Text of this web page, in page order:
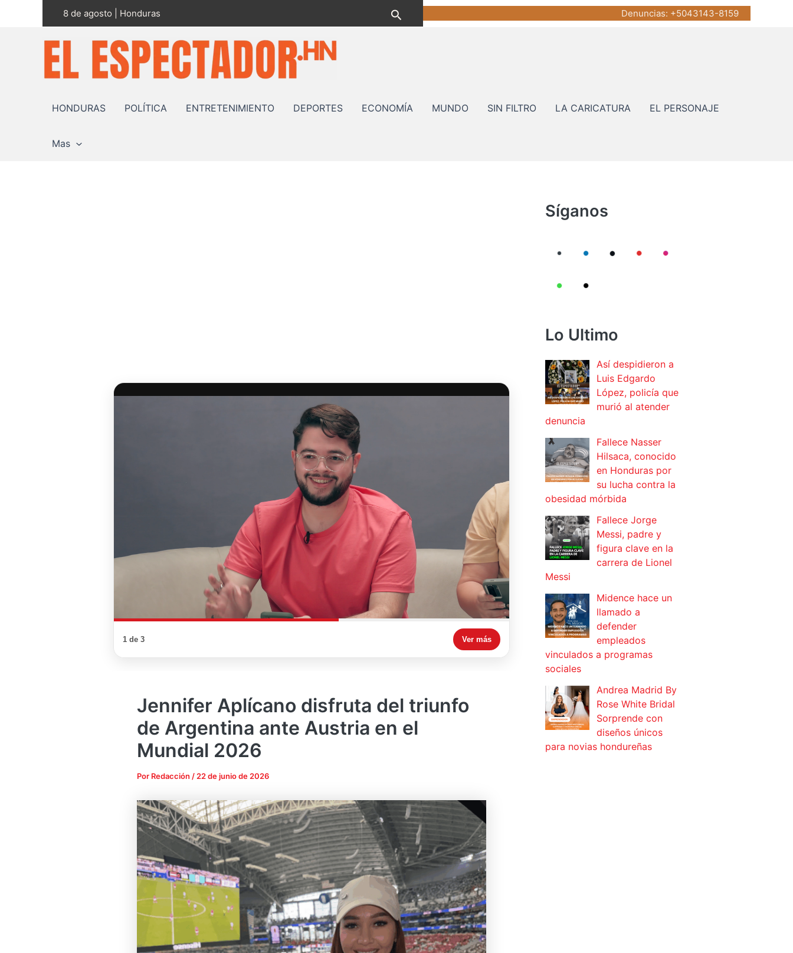
8 de agosto | Honduras Buscar Denuncias: +5043143-8159
HONDURAS POLÍTICA ENTRETENIMIENTO DEPORTES ECONOMÍA MUNDO SIN FILTRO LA CARICATURA EL PERSONAJE
Mas
1 de 3 Ver más
Jennifer Aplícano disfruta del triunfo
de Argentina ante Austria en el
Mundial 2026
Por Redacción / 22 de junio de 2026
Síganos
Lo Ultimo
Así despidieron a
Luis Edgardo
López, policía que
murió al atender
denuncia
Fallece Nasser
Hilsaca, conocido
en Honduras por
su lucha contra la
obesidad mórbida
Fallece Jorge
Messi, padre y
figura clave en la
carrera de Lionel
Messi
Midence hace un
llamado a
defender
empleados
vinculados a programas
sociales
Andrea Madrid By
Rose White Bridal
Sorprende con
diseños únicos
para novias hondureñas